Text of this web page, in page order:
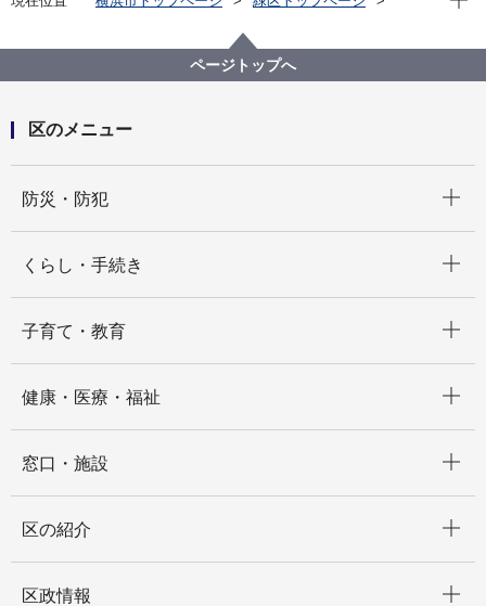
ページトップへ
区のメニュー
防災・防犯
くらし・手続き
子育て・教育
健康・医療・福祉
窓口・施設
区の紹介
区政情報